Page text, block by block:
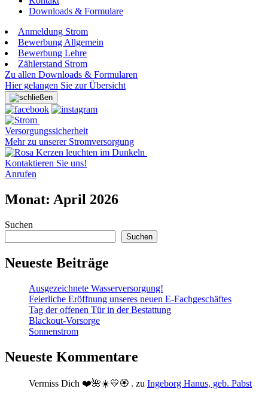
Downloads & Formulare
Anmeldung Strom
Bewerbung Allgemein
Bewerbung Lehre
Zählerstand Strom
Zu allen Downloads & Formularen
Hier gelangen Sie zur Übersicht
Versorgungssicherheit
Mehr zu unserer Stromversorgung
Kontaktieren Sie uns!
Anrufen
Monat: April 2026
Suchen
Suchen
Neueste Beiträge
Ausgezeichnete Wasserversorgung!
Feierliche Eröffnung unseres neuen E-Fachgeschäftes
Tag der offenen Tür in der Bestattung
Blackout-Vorsorge
Sonnenstrom
Neueste Kommentare
Vermiss Dich ❤️🌺☀️💛🏵 . zu Ingeborg Hanus, geb. Pabst